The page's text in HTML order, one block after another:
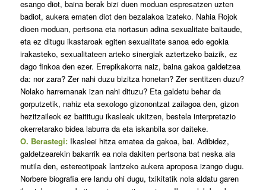
esango diot, baina berak bizi duen moduan espresatzen uzten
badiot, aukera ematen diot den bezalakoa izateko. Nahia Rojok
dioen moduan, pertsona eta nortasun adina sexualitate baitaude,
eta ez ditugu ikastaroak egiten sexualitate sanoa edo egokia
irakasteko, sexualitateen arteko sinergiak aztertzeko baizik, ez
dago finkoa den ezer. Errepikakorra naiz, baina gakoa galdetzea
da: nor zara? Zer nahi duzu bizitza honetan? Zer sentitzen duzu?
Nolako harremanak izan nahi dituzu? Eta galdetu behar da
gorputzetik, nahiz eta sexologo gizonontzat zailagoa den, gizon
hezitzaileok ez baititugu ikasleak ukitzen, bestela interpretazio
okerretarako bidea laburra da eta iskanbila sor daiteke.
O. Berastegi:Ikasleei hitza ematea da gakoa, bai. Adibidez,
galdetzearekin bakarrik ea nola dakiten pertsona bat neska ala
mutila den, estereotipoak lantzeko aukera aproposa izango dugu.
Norbere biografia ere landu ohi dugu, txikitatik nola aldatu garen